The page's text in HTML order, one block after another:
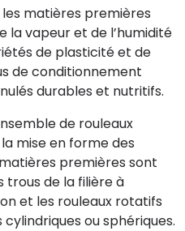
les matières premières
la vapeur et de l’humidité
de plasticité et de
de conditionnement
durables et nutritifs.
de rouleaux
mise en forme des
premières sont
de la filière à
et les rouleaux rotatifs
ou sphériques.